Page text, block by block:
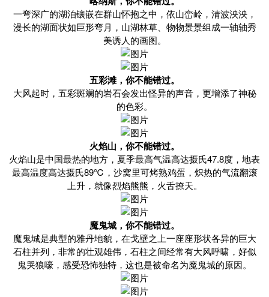
一弯深广的湖泊镶嵌在群山怀抱之中，依山峦岭，清波泱泱，
漫长的湖面状如巨形弯月，山湖林草、物物景景组成一轴轴秀
美诱人的画图。
五彩滩，你不能错过。
大风起时，五彩斑斓的岩石会发出怪异的声音，更增添了神秘
的色彩。
火焰山，你不能错过。
火焰山是中国最热的地方，夏季最高气温高达摄氏47.8度，地表
最高温度高达摄氏89℃，沙窝里可烤熟鸡蛋，炽热的气流翻滚
上升，就像烈焰熊熊，火舌撩天。
魔鬼城，你不能错过。
魔鬼城是典型的雅丹地貌，在戈壁之上一座座形状各异的巨大
石柱并列，非常的壮观雄伟，石柱之间经常有大风呼啸，好似
鬼哭狼嚎，感受恐怖独特，这也是被命名为魔鬼城的原因。